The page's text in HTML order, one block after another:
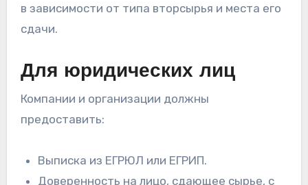
в зависимости от типа вторсырья и места его
сдачи.
Для юридических лиц
Компании и организации должны
предоставить:
Выписка из ЕГРЮЛ или ЕГРИП.
Доверенность на лицо, сдающее сырье, с